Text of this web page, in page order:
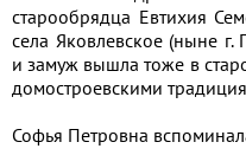
старообрядца Евтихия
села Яковлевское (ныне
и замуж вышла тоже в
домостроевскими
Софья Петровна